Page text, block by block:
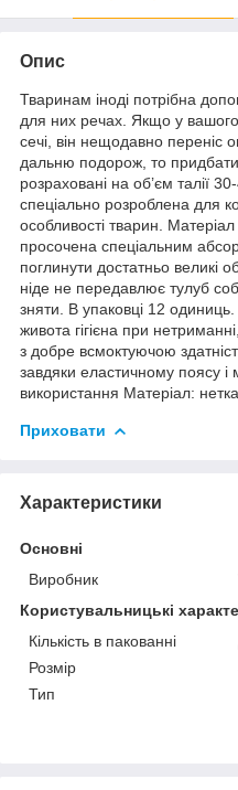
Опис
Тваринам іноді потрібна
для них речах. Якщо у
сечі, він нещодавно переніс
дальню подорож, то
розраховані на об’єм талії
спеціально розроблена для
особливості тварин.
просочена спеціальним
поглинути достатньо великі
ніде не передавлює тулуб
зняти. В упаковці 12
живота гігієна при
з добре всмоктуючою
завдяки еластичному поясу
використання Матеріал:
Приховати
Характеристики
Основні
Виробник
Користувальницькі
Кількість в пакованні
Розмір
Тип